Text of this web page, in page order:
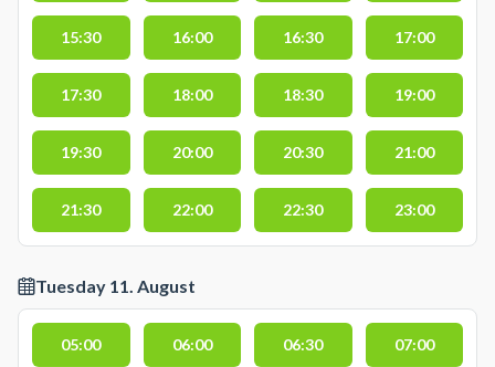
15:30 16:00 16:30 17:00
17:30 18:00 18:30 19:00
19:30 20:00 20:30 21:00
21:30 22:00 22:30 23:00
Tuesday 11. August
05:00 06:00 06:30 07:00